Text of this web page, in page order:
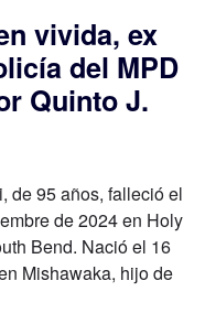
vivida, ex
del MPD
Quinto J.
de 95 años, falleció el
de 2024 en Holy
Bend. Nació el 16
Mishawaka, hijo de